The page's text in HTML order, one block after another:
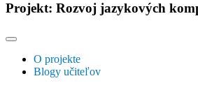
Projekt: Rozvoj jazykových
O projekte
Blogy učiteľov